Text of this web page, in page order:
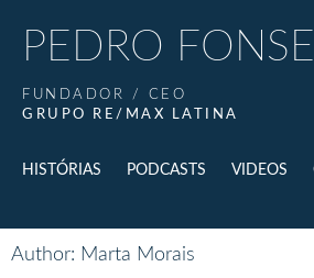
PEDRO
FUNDADOR / CEO
GRUPO RE/MAX LATINA
HISTÓRIAS PODCASTS VIDEOS
Author: Marta Morais